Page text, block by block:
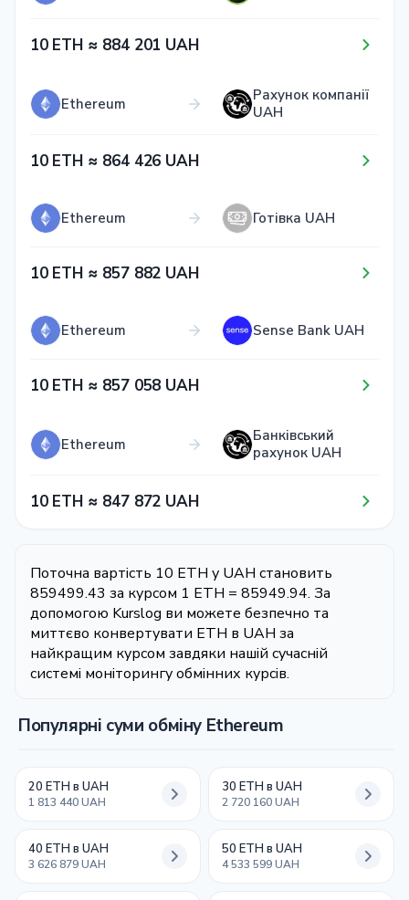
1​0​ ETH ≈ 8​8​4​ 2​0​1​ UAH
Ethereum
Рахунок компанії
UAH
1​0​ ETH ≈ 8​6​4​ 4​2​6​ UAH
Ethereum Готівка UAH
1​0​ ETH ≈ 8​5​7​ 8​8​2​ UAH
Ethereum Sense Bank UAH
1​0​ ETH ≈ 8​5​7​ 0​5​8​ UAH
Ethereum
Банківський
рахунок UAH
1​0​ ETH ≈ 8​4​7​ 8​7​2​ UAH
Поточна вартість 10 ETH у UAH становить
859499.43 за курсом 1 ETH = 85949.94. За
допомогою Kurslog ви можете безпечно та
миттєво конвертувати ETH в UAH за
найкращим курсом завдяки нашій сучасній
системі моніторингу обмінних курсів.
Популярні суми обміну Ethereum
20 ETH в UAH
1 813 440 UAH
30 ETH в UAH
2 720 160 UAH
40 ETH в UAH
3 626 879 UAH
50 ETH в UAH
4 533 599 UAH